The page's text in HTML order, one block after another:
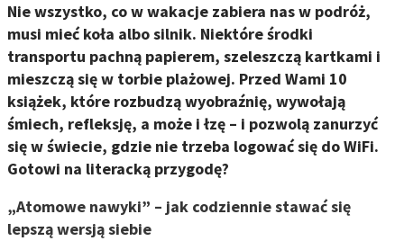
Nie wszystko, co w wakacje zabiera nas w podróż,
musi mieć koła albo silnik. Niektóre środki
transportu pachną papierem, szeleszczą kartkami i
mieszczą się w torbie plażowej. Przed Wami 10
książek, które rozbudzą wyobraźnię, wywołają
śmiech, refleksję, a może i łzę – i pozwolą zanurzyć
się w świecie, gdzie nie trzeba logować się do WiFi.
Gotowi na literacką przygodę?
„Atomowe nawyki” – jak codziennie stawać się
lepszą wersją siebie